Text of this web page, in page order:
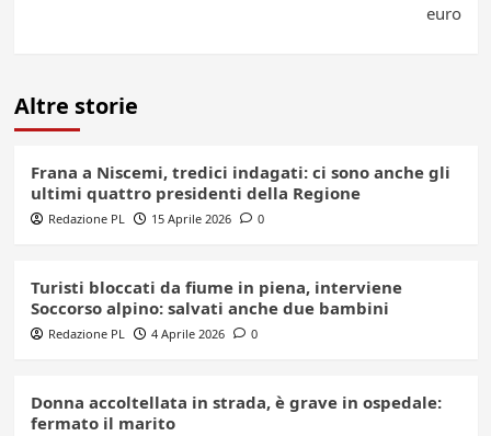
euro
Altre storie
Frana a Niscemi, tredici indagati: ci sono anche gli
ultimi quattro presidenti della Regione
Redazione PL 15 Aprile 2026 0
Turisti bloccati da fiume in piena, interviene
Soccorso alpino: salvati anche due bambini
Redazione PL 4 Aprile 2026 0
Donna accoltellata in strada, è grave in ospedale:
fermato il marito